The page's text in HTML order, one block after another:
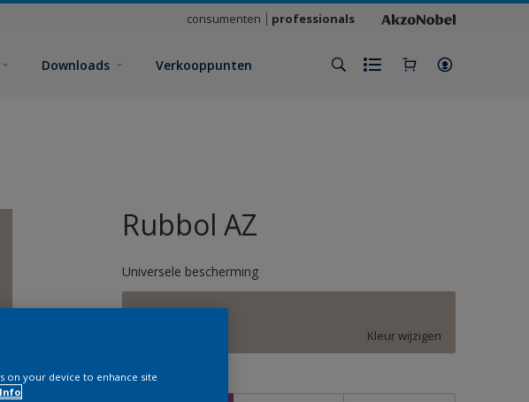
consumenten professionals
Downloads Verkooppunten
Rubbol AZ
Universele bescherming
Kleur wijzigen
Grootte
on your device to enhance site
Info